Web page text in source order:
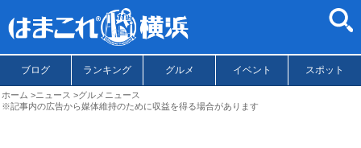
ブログ ランキング グルメ イベント スポット
ホーム ニュース
グルメニュース
※記事内の広告から媒体維持のために収益を得る場合があります